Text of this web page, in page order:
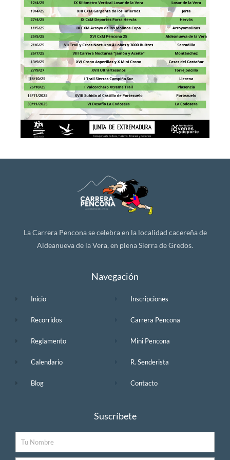
La Carrera Pencona se celebra en la localidad cacereña de
Aldeanueva de la Vera, en plena Sierra de Gredos.
Navegación
Inicio
Recorridos
Reglamento
Calendario
Blog
Inscripciones
Carrera Pencona
Mini Pencona
R. Senderista
Contacto
Suscríbete
Nombre